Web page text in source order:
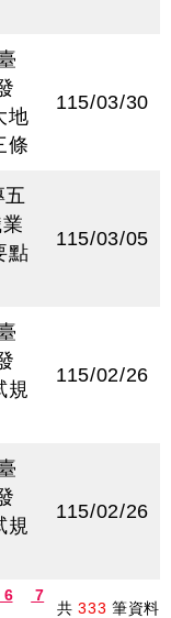
地
條
115/03/30
點
115/03/05
規
115/02/26
規
115/02/26
共333 筆資料